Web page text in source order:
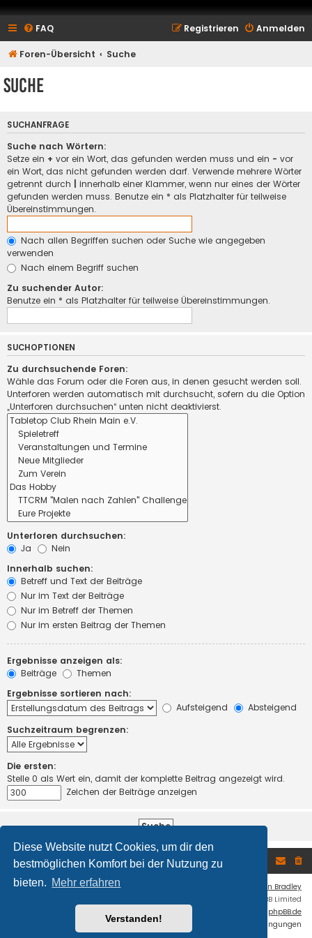
Diese Website nutzt Cookies, um dir den
bestmöglichen Komfort bei der Nutzung zu
bieten. Mehr erfahren
Verstanden!
FAQ Anmelden
Registrieren
Foren-Übersicht Suche
Suche
SUCHANFRAGE
Suche nach Wörtern:
Setze ein + vor ein Wort, das gefunden werden muss und ein - vor
ein Wort, das nicht gefunden werden darf. Verwende mehrere Wörter
getrennt durch
innerhalb einer Klammer, wenn nur eines der Wörter
gefunden werden muss. Benutze ein * als Platzhalter für teilweise
Übereinstimmungen.
Nach allen Begriffen suchen oder Suche wie angegeben
verwenden
Nach einem Begriff suchen
Zu suchender Autor:
Benutze ein * als Platzhalter für teilweise Übereinstimmungen.
SUCHOPTIONEN
Zu durchsuchende Foren:
Wähle das Forum oder die Foren aus, in denen gesucht werden soll.
Unterforen werden automatisch mit durchsucht, sofern du die Option
„Unterforen durchsuchen“ unten nicht deaktivierst.
Unterforen durchsuchen:
Ja
Nein
Innerhalb suchen:
Betreff und Text der Beiträge
Nur im Text der Beiträge
Nur im Betreff der Themen
Nur im ersten Beitrag der Themen
Ergebnisse anzeigen als:
Beiträge
Themen
Ergebnisse sortieren nach:
Aufsteigend
Absteigend
Suchzeitraum begrenzen:
Die ersten:
Stelle 0 als Wert ein, damit der komplette Beitrag angezeigt wird.
Zeichen der Beiträge anzeigen
Foren-Übersicht
Ian Bradley
® Forum Software © phpBB Limited
phpBB.de
Nutzungsbedingungen